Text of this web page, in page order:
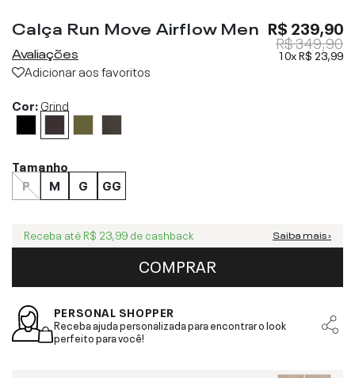
Calça Run Move Airflow Men
Avaliações
Adicionar aos favoritos
R$ 239,90
R$ 349,90
10xR$ 23,99
Cor:Grind
Tamanho
P
M G GG
Receba até R$ 23,99 de cashback Saiba mais ›
COMPRAR
PERSONAL SHOPPER
Receba ajuda personalizada para encontrar o look
perfeito para você!